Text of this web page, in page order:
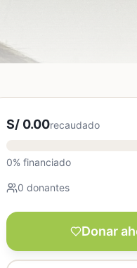
S/ 0.00recaudado
0% financiado
0 donantes
Donar